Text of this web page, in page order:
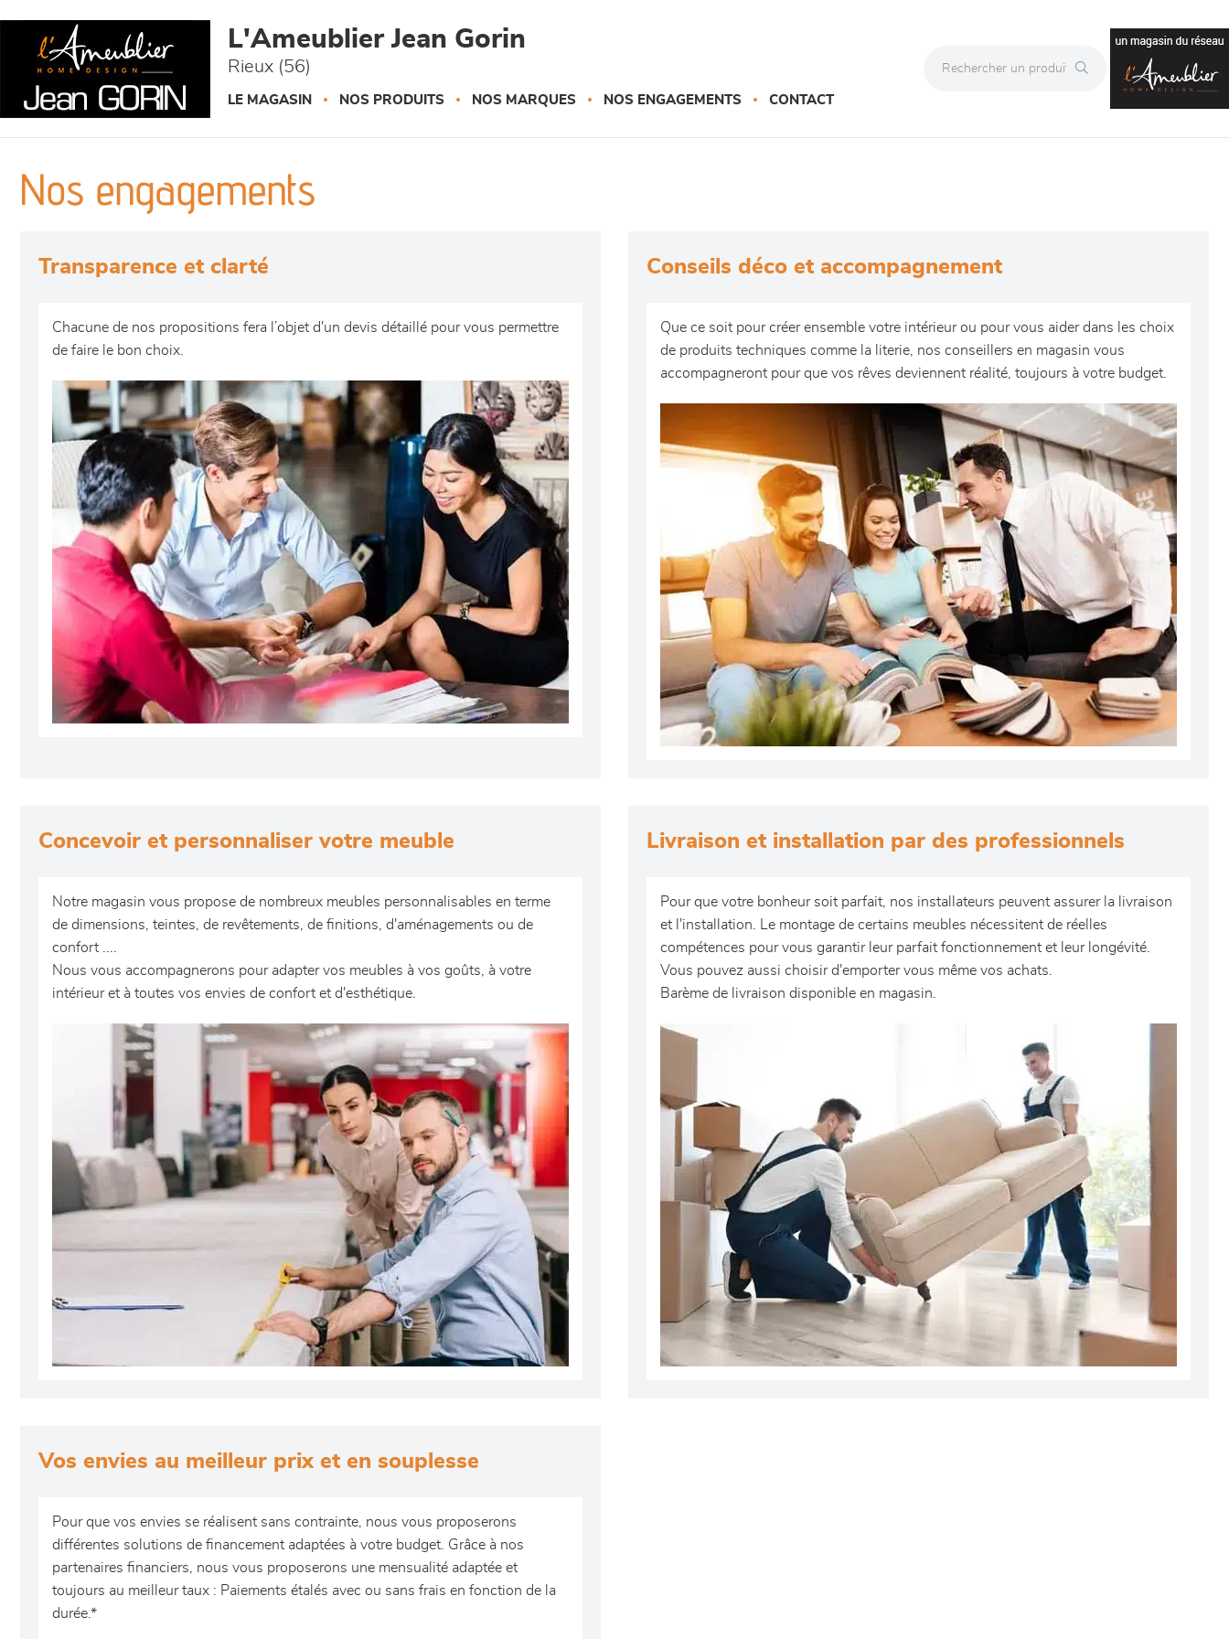
L'Ameublier Jean Gorin
Rieux (56)
LE MAGASIN NOS PRODUITS NOS MARQUES NOS ENGAGEMENTS CONTACT
Nos engagements
Transparence et clarté
Chacune de nos propositions fera l’objet d'un devis détaillé pour vous permettre
de faire le bon choix.
Conseils déco et accompagnement
Que ce soit pour créer ensemble votre intérieur ou pour vous aider dans les choix
de produits techniques comme la literie, nos conseillers en magasin vous
accompagneront pour que vos rêves deviennent réalité, toujours à votre budget.
Concevoir et personnaliser votre meuble
Notre magasin vous propose de nombreux meubles personnalisables en terme
de dimensions, teintes, de revêtements, de finitions, d'aménagements ou de
confort ....
Nous vous accompagnerons pour adapter vos meubles à vos goûts, à votre
intérieur et à toutes vos envies de confort et d'esthétique.
Livraison et installation par des professionnels
Pour que votre bonheur soit parfait, nos installateurs peuvent assurer la livraison
et l'installation. Le montage de certains meubles nécessitent de réelles
compétences pour vous garantir leur parfait fonctionnement et leur longévité.
Vous pouvez aussi choisir d'emporter vous même vos achats.
Barème de livraison disponible en magasin.
Vos envies au meilleur prix et en souplesse
Pour que vos envies se réalisent sans contrainte, nous vous proposerons
différentes solutions de financement adaptées à votre budget. Grâce à nos
partenaires financiers, nous vous proposerons une mensualité adaptée et
toujours au meilleur taux : Paiements étalés avec ou sans frais en fonction de la
durée.*